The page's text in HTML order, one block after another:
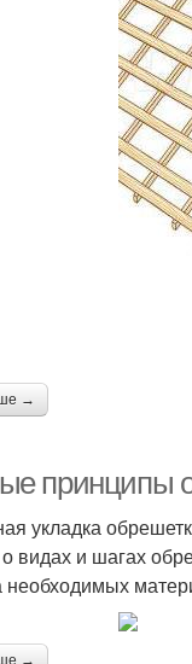
→
принципы
укладка
видах и шагах
необходимых
→